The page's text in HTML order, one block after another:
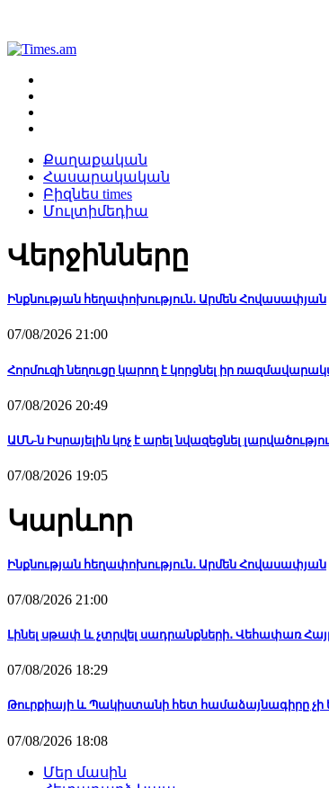
Քաղաքական
Հասարակական
Բիզնես times
Մուլտիմեդիա
Վերջինները
Ինքնության հեղափոխություն․ Արմեն Հովասափյան
07/08/2026 21:00
Հորմուզի նեղուցը կարող է կորցնել իր
07/08/2026 20:49
ԱՄՆ-ն Իսրայելին կոչ է արել նվազեցնել
07/08/2026 19:05
Կարևոր
Ինքնության հեղափոխություն․ Արմեն Հովասափյան
07/08/2026 21:00
Լինել սթափ և չտրվել սադրանքների․ Վեհափառ
07/08/2026 18:29
Թուրքիայի և Պակիստանի հետ համաձայնագիրը չի
07/08/2026 18:08
Մեր մասին